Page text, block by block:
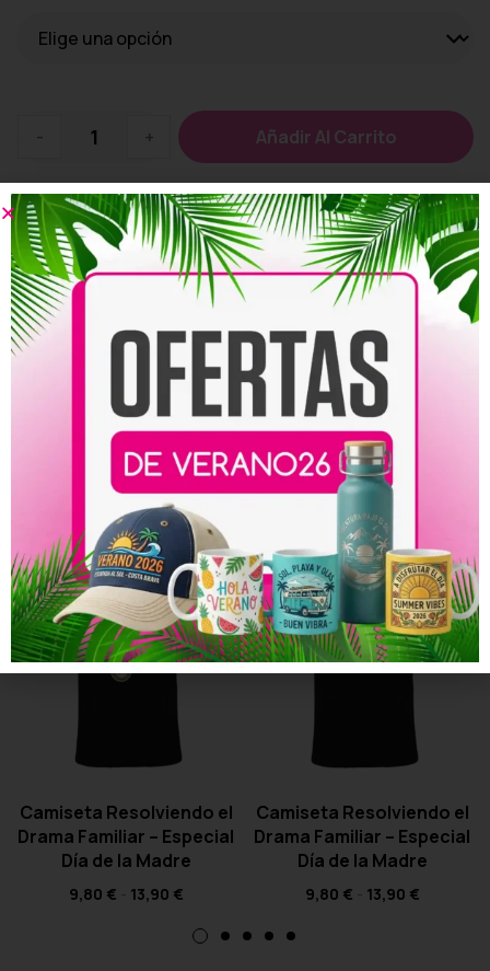
- + Añadir Al Carrito
Añadir a la lista de deseos
Personalizar
Compartir:
Productos relacionados
Camiseta Resolviendo el
Drama Familiar – Especial
Día de la Madre
9,80 € 13,90 €
Camiseta Resolviendo el
Drama Familiar – Especial
Día de la Madre
9,80 € 13,90 €